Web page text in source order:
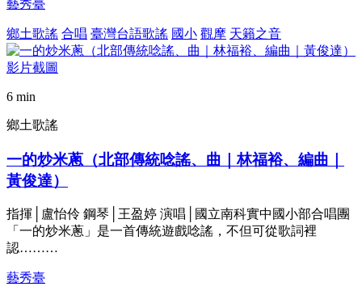
藝秀臺
鄉土歌謠 合唱 臺灣台語歌謠 國小 觀摩 天籟之音
6 min
鄉土歌謠
一的炒米蔥（北部傳統唸謠、曲｜林福裕、編曲｜
黃俊達）
指揮│盧怡伶 鋼琴│王盈婷 演唱│國立南科實中國小部合唱團
「一的炒米蔥」是一首傳統遊戲唸謠，不但可從歌詞裡
認………
藝秀臺